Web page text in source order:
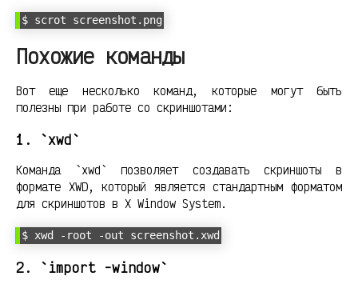
$ scrot screenshot.png
Похожие команды
Вот еще несколько команд, которые могут быть
полезны при работе со скриншотами:
1. `xwd`
Команда `xwd` позволяет создавать скриншоты в
формате XWD, который является стандартным форматом
для скриншотов в X Window System.
$ xwd -root -out screenshot.xwd
2. `import -window`